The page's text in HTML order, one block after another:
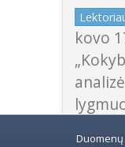
kovo